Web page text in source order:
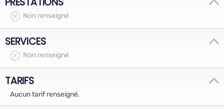
Non renseigné
SERVICES
Non renseigné
TARIFS
Aucun tarif renseigné.